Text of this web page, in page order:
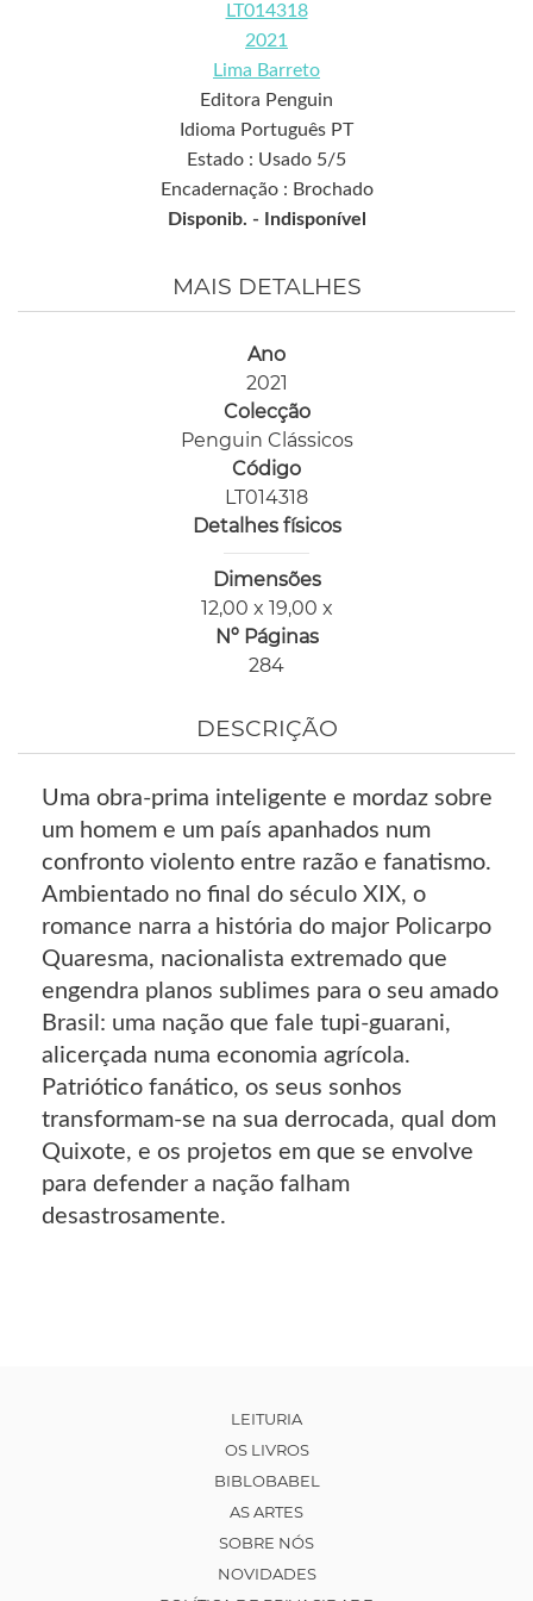
LT014318
2021
Lima Barreto
Editora Penguin
Idioma Português PT
Estado : Usado 5/5
Encadernação : Brochado
Disponib. -
Indisponível
MAIS DETALHES
Ano
2021
Colecção
Penguin Clássicos
Código
LT014318
Detalhes físicos
Dimensões
12,00 x 19,00 x
Nº Páginas
284
DESCRIÇÃO
Uma obra-prima inteligente e mordaz sobre
um homem e um país apanhados num
confronto violento entre razão e fanatismo.
Ambientado no final do século XIX, o
romance narra a história do major Policarpo
Quaresma, nacionalista extremado que
engendra planos sublimes para o seu amado
Brasil: uma nação que fale tupi-guarani,
alicerçada numa economia agrícola.
Patriótico fanático, os seus sonhos
transformam-se na sua derrocada, qual dom
Quixote, e os projetos em que se envolve
para defender a nação falham
desastrosamente.
LEITURIA
OS LIVROS
BIBLOBABEL
AS ARTES
SOBRE NÓS
NOVIDADES